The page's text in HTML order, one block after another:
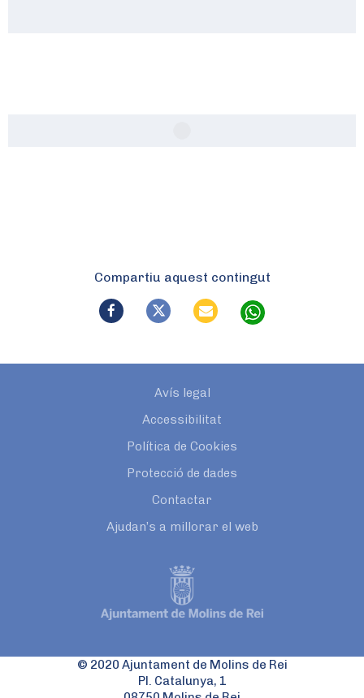
Compartiu aquest contingut
Avís legal
Accessibilitat
Política de Cookies
Protecció de dades
Contactar
Ajudan’s a millorar el web
© 2020 Ajuntament de Molins de Rei
Pl. Catalunya, 1